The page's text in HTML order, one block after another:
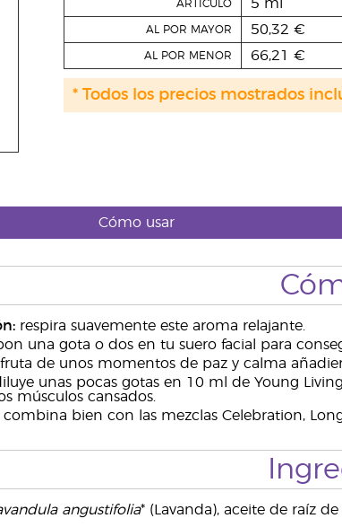
ARTÍCULO 5 ml
AL POR MAYOR 50,32 €
AL POR MENOR 66,21 €
* Todos los precios mostrados
Cómo usar
respira suavemente este aroma relajante.
una gota o dos en tu suero facial para
de unos momentos de paz y calma
unas pocas gotas en 10 ml de Young
músculos cansados.
bien con las mezclas Celebration,
angustifolia* (Lavanda), aceite de raíz de